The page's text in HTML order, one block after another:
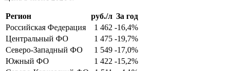
Регион руб./л За год
Российская Федерация
1 462 -16,4%
Центральный ФО
1 475 -19,7%
Северо-Западный ФО
1 549 -17,0%
Южный ФО
1 422 -15,2%